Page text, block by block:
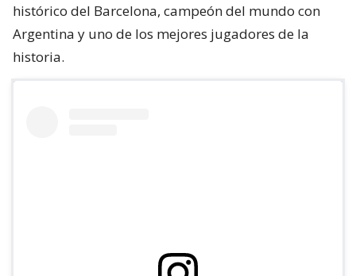
histórico del Barcelona, campeón del mundo con
Argentina y uno de los mejores jugadores de la
historia.